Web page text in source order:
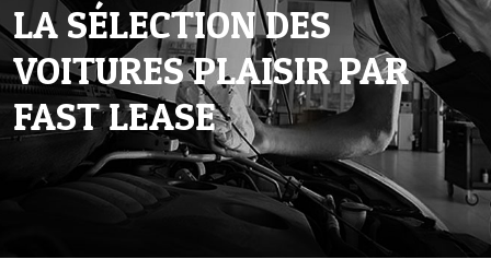
LA SÉLECTION DES
VOITURES PLAISIR PAR
FAST LEASE